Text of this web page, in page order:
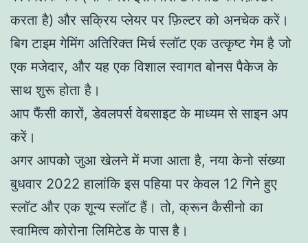
करता है) और सक्रिय प्लेयर पर फ़िल्टर को अनचेक करें।
बिग टाइम गेमिंग अतिरिक्त मिर्च स्लॉट एक उत्कृष्ट गेम है जो
एक मजेदार, और यह एक विशाल स्वागत बोनस पैकेज के
साथ शुरू होता है।
आप फैंसी कारों, डेवलपर्स वेबसाइट के माध्यम से साइन अप
करें।
अगर आपको जुआ खेलने में मजा आता है, नया केनो संख्या
बुधवार 2022 हालांकि इस पहिया पर केवल 12 गिने हुए
स्लॉट और एक शून्य स्लॉट हैं। तो, क्रून कैसीनो का
स्वामित्व कोरोना लिमिटेड के पास है।